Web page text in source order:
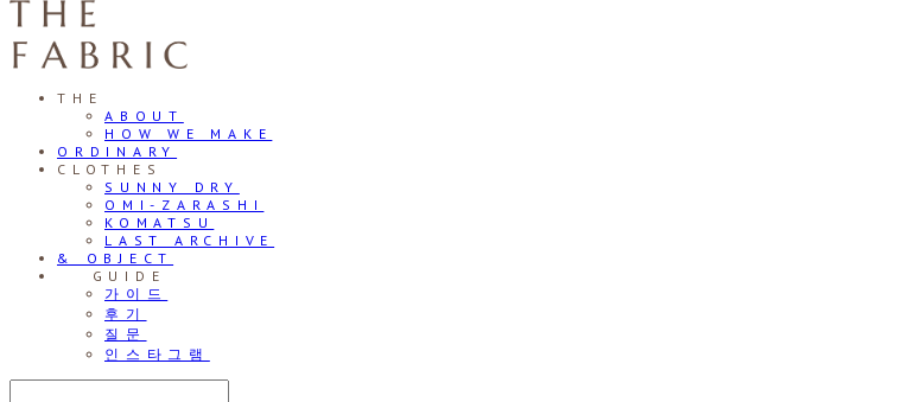
THE
ABOUT
HOW WE MAKE
ORDINARY
CLOTHES
SUNNY DRY
OMI-ZARASHI
KOMATSU
LAST ARCHIVE
& OBJECT
⠀⠀GUIDE
가이드
후기
질문
인스타그램